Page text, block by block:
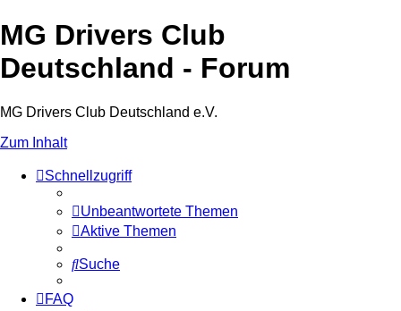
MG Drivers Club
Deutschland - Forum
MG Drivers Club Deutschland e.V.
Zum Inhalt
Schnellzugriff
Unbeantwortete Themen
Aktive Themen
Suche
FAQ